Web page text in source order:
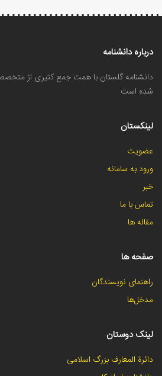
درباره دانشنامه
دانشنامه گلستان با همت جمع کثیری از
شده است
لینکستان
عضویت
ورود به سامانه
خبر
تماس با ما
مقاله ها
صفحه ها
راهنمای نویسندگان
مدخل‌ها
لینک دوستان
دائرة المعارف بزرگ اسلامی